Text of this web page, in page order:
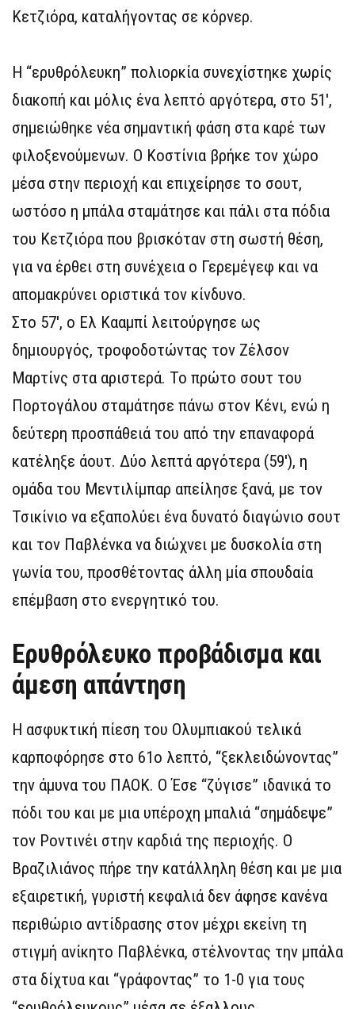
Κετζιόρα, καταλήγοντας σε κόρνερ.
Η “ερυθρόλευκη” πολιορκία συνεχίστηκε χωρίς
διακοπή και μόλις ένα λεπτό αργότερα, στο 51′,
σημειώθηκε νέα σημαντική φάση στα καρέ των
φιλοξενούμενων. Ο Κοστίνια βρήκε τον χώρο
μέσα στην περιοχή και επιχείρησε το σουτ,
ωστόσο η μπάλα σταμάτησε και πάλι στα πόδια
του Κετζιόρα που βρισκόταν στη σωστή θέση,
για να έρθει στη συνέχεια ο Γερεμέγεφ και να
απομακρύνει οριστικά τον κίνδυνο.
Στο 57′, ο Ελ Κααμπί λειτούργησε ως
δημιουργός, τροφοδοτώντας τον Ζέλσον
Μαρτίνς στα αριστερά. Το πρώτο σουτ του
Πορτογάλου σταμάτησε πάνω στον Κένι, ενώ η
δεύτερη προσπάθειά του από την επαναφορά
κατέληξε άουτ. Δύο λεπτά αργότερα (59′), η
ομάδα του Μεντιλίμπαρ απείλησε ξανά, με τον
Τσικίνιο να εξαπολύει ένα δυνατό διαγώνιο σουτ
και τον Παβλένκα να διώχνει με δυσκολία στη
γωνία του, προσθέτοντας άλλη μία σπουδαία
επέμβαση στο ενεργητικό του.
Ερυθρόλευκο προβάδισμα και
άμεση απάντηση
Η ασφυκτική πίεση του Ολυμπιακού τελικά
καρποφόρησε στο 61ο λεπτό, “ξεκλειδώνοντας”
την άμυνα του ΠΑΟΚ. Ο Έσε “ζύγισε” ιδανικά το
πόδι του και με μια υπέροχη μπαλιά “σημάδεψε”
τον Ροντινέι στην καρδιά της περιοχής. Ο
Βραζιλιάνος πήρε την κατάλληλη θέση και με μια
εξαιρετική, γυριστή κεφαλιά δεν άφησε κανένα
περιθώριο αντίδρασης στον μέχρι εκείνη τη
στιγμή ανίκητο Παβλένκα, στέλνοντας την μπάλα
στα δίχτυα και “γράφοντας” το 1-0 για τους